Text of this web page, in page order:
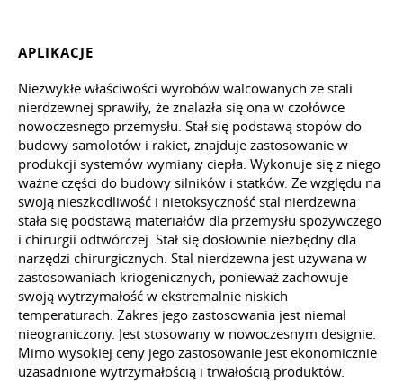
APLIKACJE
Niezwykłe właściwości wyrobów walcowanych ze stali
nierdzewnej sprawiły, że znalazła się ona w czołówce
nowoczesnego przemysłu. Stał się podstawą stopów do
budowy samolotów i rakiet, znajduje zastosowanie w
produkcji systemów wymiany ciepła. Wykonuje się z niego
ważne części do budowy silników i statków. Ze względu na
swoją nieszkodliwość i nietoksyczność stal nierdzewna
stała się podstawą materiałów dla przemysłu spożywczego
i chirurgii odtwórczej. Stał się dosłownie niezbędny dla
narzędzi chirurgicznych. Stal nierdzewna jest używana w
zastosowaniach kriogenicznych, ponieważ zachowuje
swoją wytrzymałość w ekstremalnie niskich
temperaturach. Zakres jego zastosowania jest niemal
nieograniczony. Jest stosowany w nowoczesnym designie.
Mimo wysokiej ceny jego zastosowanie jest ekonomicznie
uzasadnione wytrzymałością i trwałością produktów.